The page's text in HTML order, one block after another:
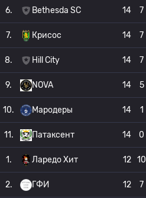
6. Bethesda SC 14 7
7. Крисос 14 7
8. Hill City 14 7
9. NOVA 14 5
10. Мародеры 14 1
11. Патаксент 14 0
1. Ларедо Хит 12 10
2. ГФИ 12 7